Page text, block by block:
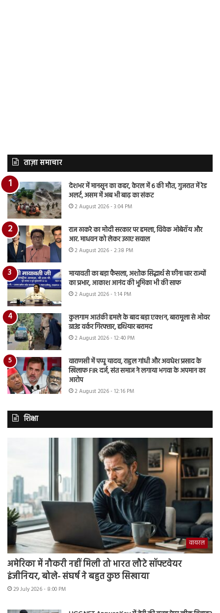
ताज़ा समाचार
देशभर में मानसून का कहर, केरल में 6 की मौत, गुजरात में रेड
अलर्ट, असम में अब भी बाढ़ का संकट
2 August 2026 - 3:04 PM
राज ठाकरे का मोदी सरकार पर हमला, विवेक ओबेरॉय और
आर. माधवन को लेकर उठाए सवाल
2 August 2026 - 2:38 PM
मायावती का बड़ा फैसला, अशोक सिद्धार्थ से छीना चार राज्यों
का प्रभार, आकाश आनंद की भूमिका भी की साफ
2 August 2026 - 1:14 PM
कुलगाम आतंकी हमले के बाद बड़ा एक्शन, बारामूला से ओवर
ग्राउंड वर्कर गिरफ्तार, हथियार बरामद
2 August 2026 - 12:40 PM
वाराणसी में पप्पू यादव, राहुल गांधी और अवधेश प्रसाद के
खिलाफ FIR दर्ज, संत समाज ने लगाया भगवा के अपमान का
आरोप
2 August 2026 - 12:16 PM
शिक्षा
वायरल
अमेरिका में नौकरी नहीं मिली तो भारत लौटे सॉफ्टवेयर
इंजीनियर, बोले- संघर्ष ने बहुत कुछ सिखाया
29 July 2026 - 8:00 PM